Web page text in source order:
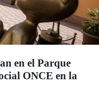
en el Parque
ONCE en la